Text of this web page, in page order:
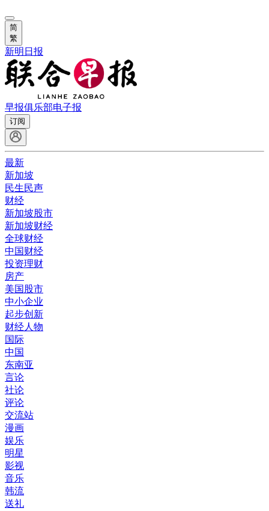
简
繁
新明日报
早报俱乐部电子报
订阅
最新
新加坡
民生民声
财经
新加坡股市
新加坡财经
全球财经
中国财经
投资理财
房产
美国股市
中小企业
起步创新
财经人物
国际
中国
东南亚
言论
社论
评论
交流站
漫画
娱乐
明星
影视
音乐
韩流
送礼